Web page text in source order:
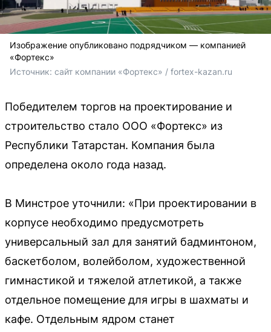
Изображение опубликовано подрядчиком — компанией
«Фортекс»
Источник: сайт компании «Фортекс» / fortex-kazan.ru
Победителем торгов на проектирование и
строительство стало ООО «Фортекс» из
Республики Татарстан. Компания была
определена около года назад.
В Минстрое уточнили: «При проектировании в
корпусе необходимо предусмотреть
универсальный зал для занятий бадминтоном,
баскетболом, волейболом, художественной
гимнастикой и тяжелой атлетикой, а также
отдельное помещение для игры в шахматы и
кафе. Отдельным ядром станет